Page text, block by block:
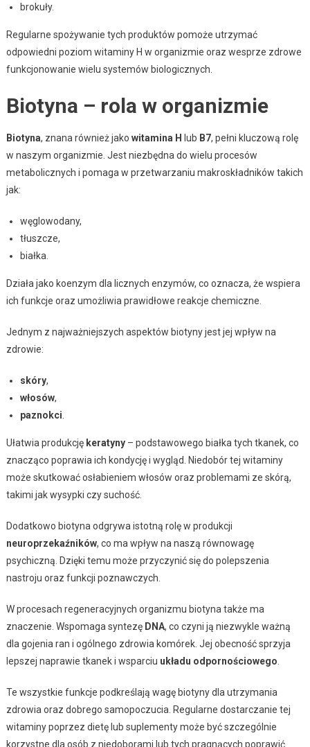
brokuły.
Regularne spożywanie tych produktów pomoże utrzymać
odpowiedni poziom witaminy H w organizmie oraz wesprze zdrowe
funkcjonowanie wielu systemów biologicznych.
Biotyna – rola w organizmie
Biotyna, znana również jako witamina H lub B7, pełni kluczową rolę
w naszym organizmie. Jest niezbędna do wielu procesów
metabolicznych i pomaga w przetwarzaniu makroskładników takich
jak:
węglowodany,
tłuszcze,
białka.
Działa jako koenzym dla licznych enzymów, co oznacza, że wspiera
ich funkcje oraz umożliwia prawidłowe reakcje chemiczne.
Jednym z najważniejszych aspektów biotyny jest jej wpływ na
zdrowie:
skóry,
włosów,
paznokci
Ułatwia produkcję keratyny– podstawowego białka tych tkanek, co
znacząco poprawia ich kondycję i wygląd. Niedobór tej witaminy
może skutkować osłabieniem włosów oraz problemami ze skórą,
takimi jak wysypki czy suchość.
Dodatkowo biotyna odgrywa istotną rolę w produkcji
neuroprzekaźników, co ma wpływ na naszą równowagę
psychiczną. Dzięki temu może przyczynić się do polepszenia
nastroju oraz funkcji poznawczych.
W procesach regeneracyjnych organizmu biotyna także ma
znaczenie. Wspomaga syntezę DNA, co czyni ją niezwykle ważną
dla gojenia ran i ogólnego zdrowia komórek. Jej obecność sprzyja
lepszej naprawie tkanek i wsparciu układu odpornościowego
Te wszystkie funkcje podkreślają wagę biotyny dla utrzymania
zdrowia oraz dobrego samopoczucia. Regularne dostarczanie tej
witaminy poprzez dietę lub suplementy może być szczególnie
korzystne dla osób z niedoborami lub tych pragnących poprawić